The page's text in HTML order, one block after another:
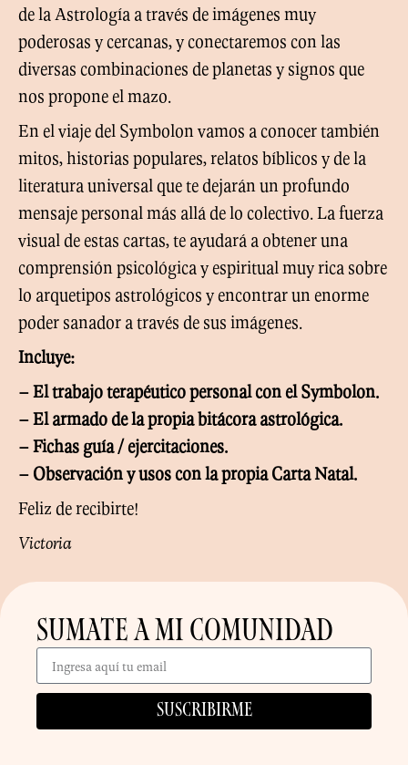
de la Astrología a través de imágenes muy
poderosas y cercanas, y conectaremos con las
diversas combinaciones de planetas y signos que
nos propone el mazo.
En el viaje del Symbolon vamos a conocer también
mitos, historias populares, relatos bíblicos y de la
literatura universal que te dejarán un profundo
mensaje personal más allá de lo colectivo. La fuerza
visual de estas cartas, te ayudará a obtener una
comprensión psicológica y espiritual muy rica sobre
lo arquetipos astrológicos y encontrar un enorme
poder sanador a través de sus imágenes.
Incluye:
– El trabajo terapéutico personal con el Symbolon.
– El armado de la propia bitácora astrológica.
– Fichas guía / ejercitaciones.
– Observación y usos con la propia Carta Natal.
Feliz de recibirte!
Victoria
SUMATE A MI COMUNIDAD
Suscribirme